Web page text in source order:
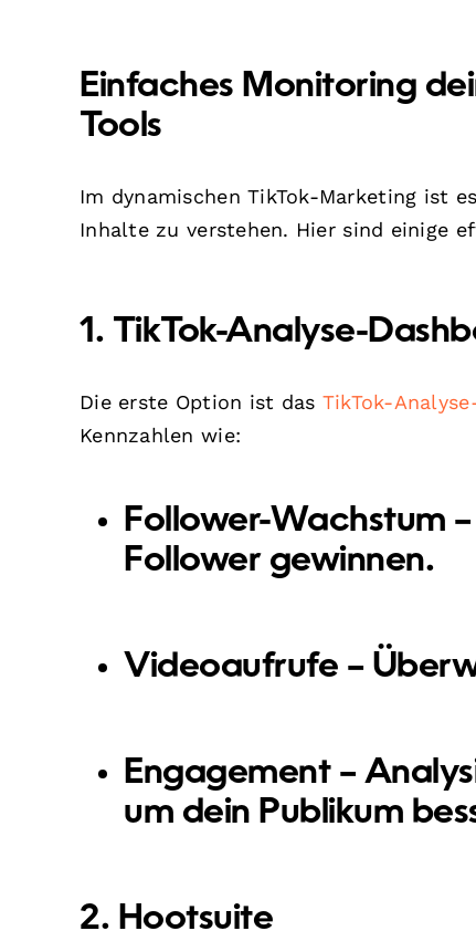
Einfaches Monitoring
Tools
Im dynamischen TikTok-Marketing ist
Inhalte zu verstehen. Hier sind einige
1. TikTok-Analyse-
Die erste Option ist das TikTok-
Kennzahlen wie:
Follower-Wachstum
Follower gewinnen.
Videoaufrufe –
Engagement–
um dein Publikum
2. Hootsuite